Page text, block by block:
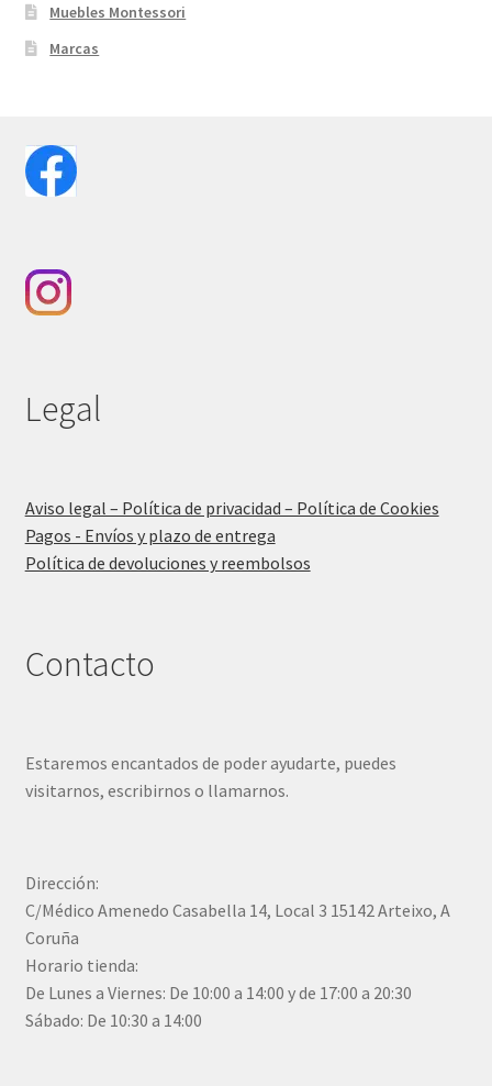
Muebles Montessori
Marcas
Legal
Aviso legal – Política de privacidad – Política de Cookies
Pagos - Envíos y plazo de entrega
Política de devoluciones y reembolsos
Contacto
Estaremos encantados de poder ayudarte, puedes
visitarnos, escribirnos o llamarnos.
Dirección:
C/Médico Amenedo Casabella 14, Local 3 15142 Arteixo, A
Coruña
Horario tienda:
De Lunes a Viernes: De 10:00 a 14:00 y de 17:00 a 20:30
Sábado: De 10:30 a 14:00